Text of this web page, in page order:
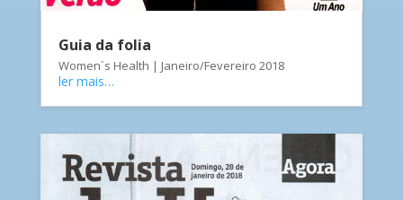
Guia da folia
Women´s Health | Janeiro/Fevereiro 2018
ler mais…